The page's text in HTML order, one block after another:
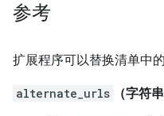
参考
扩展程序可以替换清单中
alternate_urls
（字符